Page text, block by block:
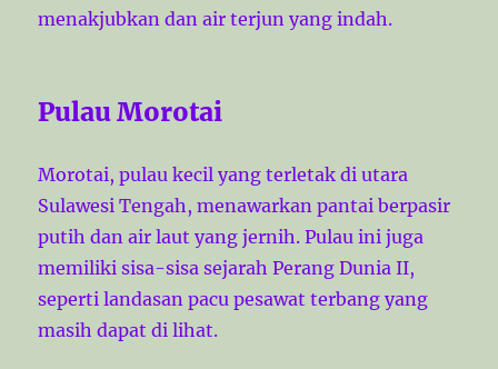
menakjubkan dan air terjun yang indah.
Pulau Morotai
Morotai, pulau kecil yang terletak di utara
Sulawesi Tengah, menawarkan pantai berpasir
putih dan air laut yang jernih. Pulau ini juga
memiliki sisa-sisa sejarah Perang Dunia II,
seperti landasan pacu pesawat terbang yang
masih dapat di lihat.